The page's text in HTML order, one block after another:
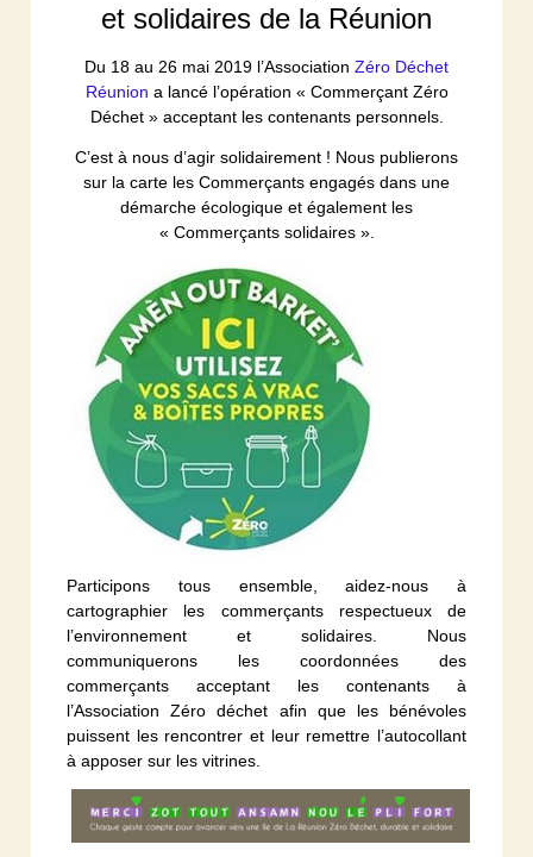
et solidaires de la Réunion
Du 18 au 26 mai 2019 l’Association Zéro Déchet
Réunion a lancé l’opération « Commerçant Zéro
Déchet » acceptant les contenants personnels.
C’est à nous d’agir solidairement ! Nous publierons
sur la carte les Commerçants engagés dans une
démarche écologique et également les
« Commerçants solidaires ».
Participons tous ensemble, aidez-nous à
cartographier les commerçants respectueux de
l’environnement et solidaires. Nous
communiquerons les coordonnées des
commerçants acceptant les contenants à
l’Association Zéro déchet afin que les bénévoles
puissent les rencontrer et leur remettre l’autocollant
à apposer sur les vitrines.